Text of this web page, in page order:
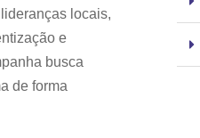
locais,
e
busca
de forma